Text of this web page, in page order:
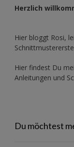
Herzlich
Hier bloggt Rosi,
Hier findest Du
Anleitungen und
Du möchtest